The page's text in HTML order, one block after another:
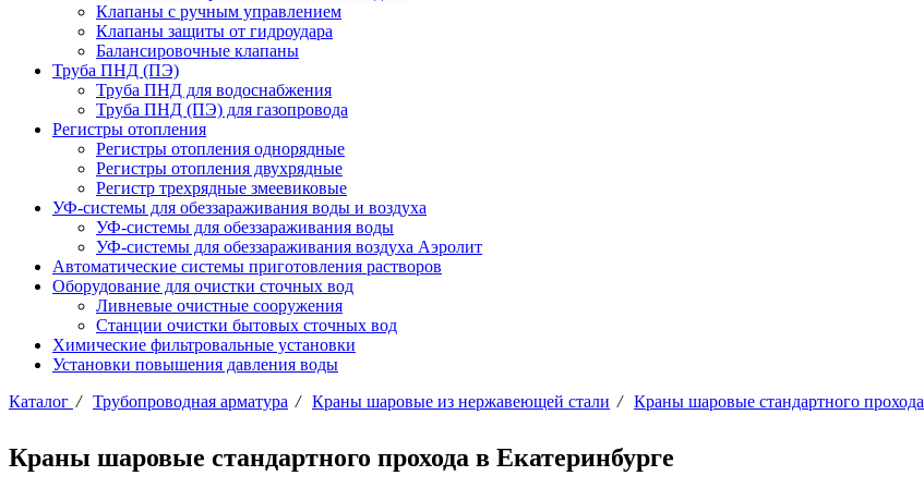
Клапаны с ручным управлением
Клапаны защиты от гидроудара
Балансировочные клапаны
Труба ПНД (ПЭ)
Труба ПНД для водоснабжения
Труба ПНД (ПЭ) для газопровода
Регистры отопления
Регистры отопления однорядные
Регистры отопления двухрядные
Регистр трехрядные змеевиковые
УФ-системы для обеззараживания воды и воздуха
УФ-системы для обеззараживания воды
УФ-системы для обеззараживания воздуха Аэролит
Автоматические системы приготовления растворов
Оборудование для очистки сточных вод
Ливневые очистные сооружения
Станции очистки бытовых сточных вод
Химические фильтровальные установки
Установки повышения давления воды
Каталог / Трубопроводная арматура / Краны шаровые из нержавеющей стали / Краны шаровые стандартного прохода
Краны шаровые стандартного прохода в Екатеринбурге